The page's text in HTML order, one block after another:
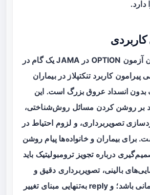
پاسخ نویسندگان آزمون OPTION در JAMA یک گام در
کاربرد تنکتپلاز در بیماران
بدون انسداد عروق بزرگ است. این
بر روشن کردن مسائل روش‌شناختی،
تصویربرداری، و لزوم احتیاط در
برای بیماران و خانواده‌ها پیام روشن
درباره تجویز ترومبولیتیک باید
بالینی، تصویربرداری دقیق و
قضاوت تیم درمانی باشد؛ و reply به‌تنهایی مبنای تغییر